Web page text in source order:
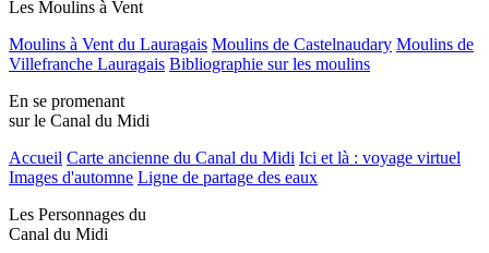
Les Moulins à Vent
Moulins à Vent du Lauragais Moulins de Castelnaudary Moulins de
Villefranche Lauragais Bibliographie sur les moulins
En se promenant
sur le Canal du Midi
Accueil Carte ancienne du Canal du Midi Ici et là : voyage virtuel
Images d'automne Ligne de partage des eaux
Les Personnages du
Canal du Midi